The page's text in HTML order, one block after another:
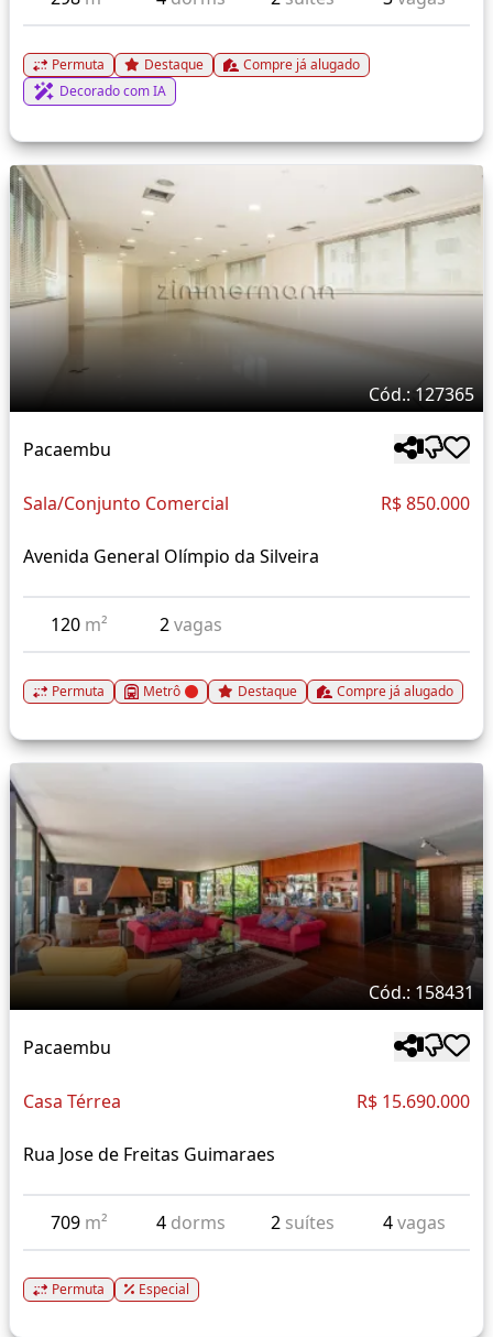
Permuta Destaque
Compre já alugado
Decorado com IA
Cód.: 127365
Pacaembu
Sala/Conjunto Comercial R$ 850.000
Avenida General Olímpio da Silveira
120 m² 2vagas
Permuta Metrô Destaque Compre já alugado
Cód.: 158431
Pacaembu
Casa Térrea R$ 15.690.000
Rua Jose de Freitas Guimaraes
709 m² 4 dorms 2 suítes 4vagas
Permuta Especial